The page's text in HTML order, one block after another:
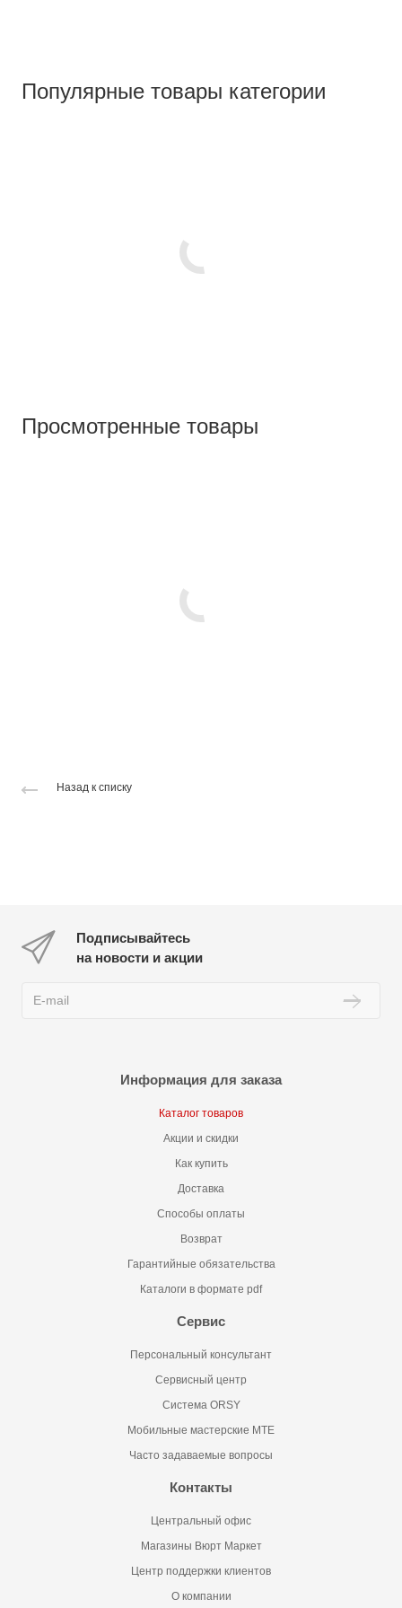
Популярные товары категории
Просмотренные товары
Назад к списку
Подписывайтесь
на новости и акции
Информация для заказа
Каталог товаров
Акции и скидки
Как купить
Доставка
Способы оплаты
Возврат
Гарантийные обязательства
Каталоги в формате pdf
Сервис
Персональный консультант
Сервисный центр
Система ORSY
Мобильные мастерские MTE
Часто задаваемые вопросы
Контакты
Центральный офис
Магазины Вюрт Маркет
Центр поддержки клиентов
О компании